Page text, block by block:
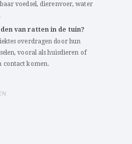
voedsel, dierenvoer, water
van ratten in de tuin?
overdragen door hun
vooral als huisdieren of
contact komen.